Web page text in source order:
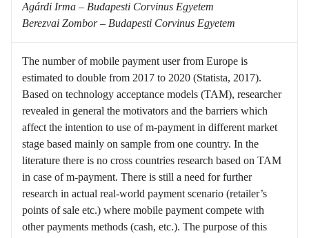
Agárdi Irma – Budapesti Corvinus Egyetem
Berezvai Zombor – Budapesti Corvinus Egyetem
The number of mobile payment user from Europe is
estimated to double from 2017 to 2020 (Statista, 2017).
Based on technology acceptance models (TAM), researcher
revealed in general the motivators and the barriers which
affect the intention to use of m-payment in different market
stage based mainly on sample from one country. In the
literature there is no cross countries research based on TAM
in case of m-payment. There is still a need for further
research in actual real-world payment scenario (retailer’s
points of sale etc.) where mobile payment compete with
other payments methods (cash, etc.). The purpose of this